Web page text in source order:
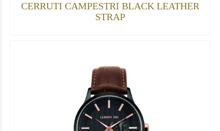
CERRUTI CAMPESTRI BLACK LEATHER
STRAP